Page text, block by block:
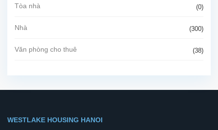
Tòa nhà (0)
Nhà (300)
Văn phòng cho thuê (38)
WESTLAKE HOUSING HANOI